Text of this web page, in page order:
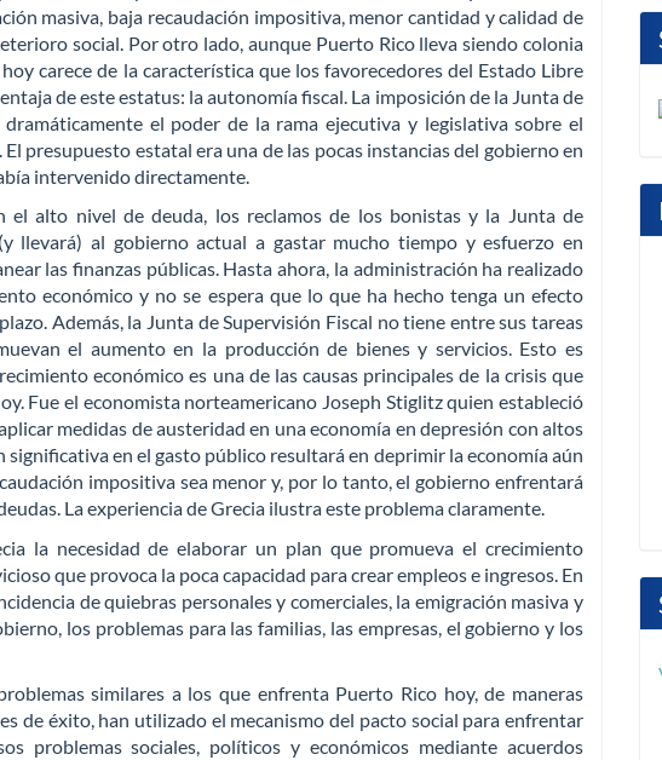
masiva, baja recaudación impositiva, menor cantidad y calidad de
social. Por otro lado, aunque Puerto Rico lleva siendo colonia
carece de la característica que los favorecedores del Estado Libre
de este estatus: la autonomía fiscal. La imposición de la Junta de
el poder de la rama ejecutiva y legislativa sobre el
presupuesto estatal era una de las pocas instancias del gobierno en
intervenido directamente.
el alto nivel de deuda, los reclamos de los bonistas y la Junta de
llevará) al gobierno actual a gastar mucho tiempo y esfuerzo en
las finanzas públicas. Hasta ahora, la administración ha realizado
económico y no se espera que lo que ha hecho tenga un efecto
Además, la Junta de Supervisión Fiscal no tiene entre sus tareas
el aumento en la producción de bienes y servicios. Esto es
económico es una de las causas principales de la crisis que
Fue el economista norteamericano Joseph Stiglitz quien estableció
medidas de austeridad en una economía en depresión con altos
significativa en el gasto público resultará en deprimir la economía aún
impositiva sea menor y, por lo tanto, el gobierno enfrentará
La experiencia de Grecia ilustra este problema claramente.
la necesidad de elaborar un plan que promueva el crecimiento
que provoca la poca capacidad para crear empleos e ingresos. En
de quiebras personales y comerciales, la emigración masiva y
los problemas para las familias, las empresas, el gobierno y los
similares a los que enfrenta Puerto Rico hoy, de maneras
de éxito, han utilizado el mecanismo del pacto social para enfrentar
problemas sociales, políticos y económicos mediante acuerdos